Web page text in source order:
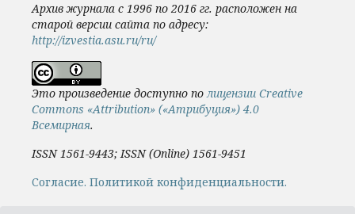
Архив журнала с 1996 по 2016 гг. расположен на
старой версии сайта по адресу:
http://izvestia.asu.ru/ru/
Это произведение доступно полицензии Creative
Commons «Attribution» («Атрибуция») 4.0
Всемирная.
ISSN 1561-9443; ISSN (Online) 1561-9451
Cогласие. Политикой конфиденциальности.